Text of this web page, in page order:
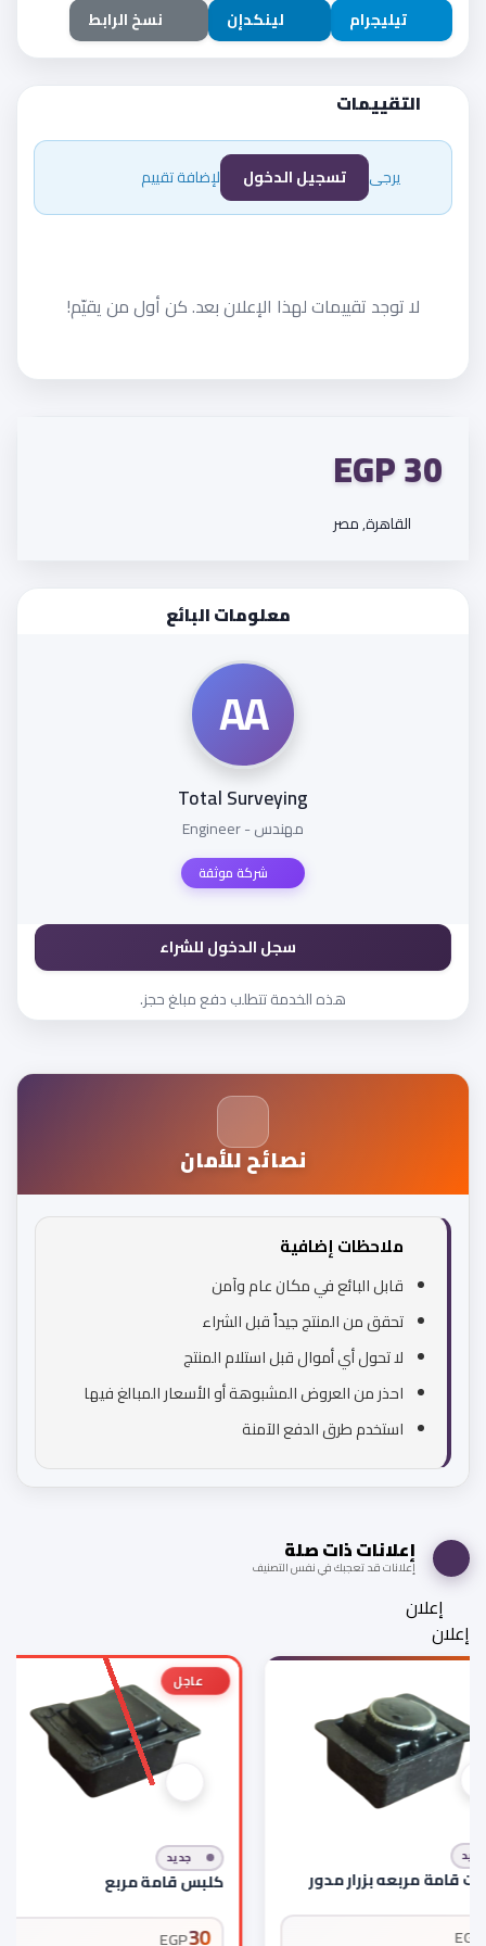
تيليجرام لينكدإن نسخ الرابط
التقييمات
يرجى تسجيل الدخول لإضافة تقييم
لا توجد تقييمات لهذا الإعلان بعد. كن أول من يقيّم!
30 EGP
القاهرة, مصر
معلومات البائع
AA
Total Surveying
مهندس - Engineer
شركة موثقة
سجل الدخول للشراء
هذه الخدمة تتطلب دفع مبلغ حجز.
نصائح للأمان
ملاحظات إضافية
قابل البائع في مكان عام وآمن
تحقق من المنتج جيداً قبل الشراء
لا تحول أي أموال قبل استلام المنتج
احذر من العروض المشبوهة أو الأسعار المبالغ فيها
استخدم طرق الدفع الآمنة
إعلانات ذات صلة
إعلانات قد تعجبك في نفس التصنيف
إعلان
إعلان
جديد
قامة مربعه بزرار مدور
EGP
عاجل
جديد
كلبس قامة مربع
30
EGP